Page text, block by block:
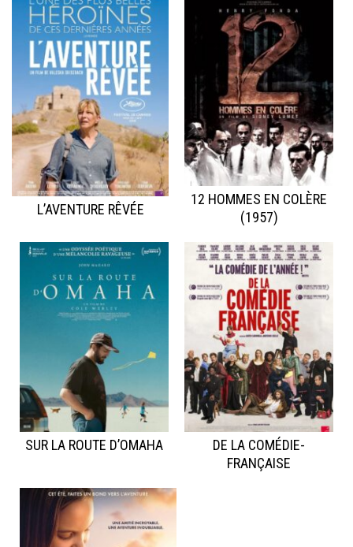
L’AVENTURE RÊVÉE
12 HOMMES EN COLÈRE
(1957)
SUR LA ROUTE D’OMAHA
DE LA COMÉDIE-
FRANÇAISE